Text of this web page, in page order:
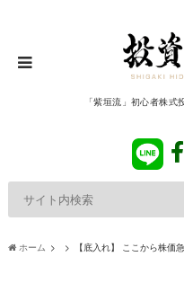
「紫垣流」初心者株
ホーム 【底入れ】 ここから株価